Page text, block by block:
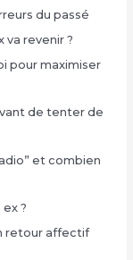
du passé
va revenir ?
pour maximiser
de tenter de
et combien
?
retour affectif